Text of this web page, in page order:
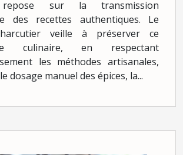
repose sur la transmission
des recettes authentiques. Le
veille à préserver ce
culinaire, en respectant
les méthodes artisanales,
dosage manuel des épices, la...